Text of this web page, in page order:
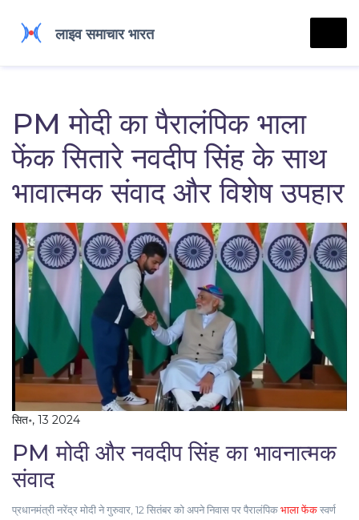
PM मोदी का पैरालंपिक भाला
फेंक सितारे नवदीप सिंह के साथ
भावात्मक संवाद और विशेष उपहार
सित॰, 13 2024
PM मोदी और नवदीप सिंह का भावनात्मक
संवाद
प्रधानमंत्री नरेंद्र मोदी ने गुरुवार, 12 सितंबर को अपने निवास पर पैरालंपिकभाला फेंकस्वर्ण